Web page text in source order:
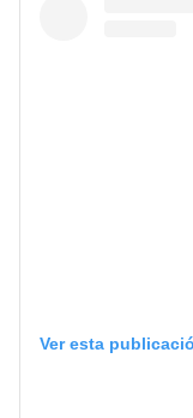
Ver esta